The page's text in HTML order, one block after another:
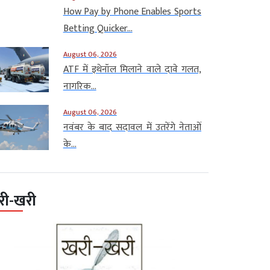
How Pay by Phone Enables Sports
Betting Quicker...
August 06, 2026
ATF में इथेनॉल मिलाने वाले दावे गलत,
नागरिक...
August 06, 2026
नवंबर के बाद सदावल में उतरेंगे नेताओं
के...
खरी